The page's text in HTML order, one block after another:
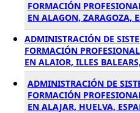
FORMACIÓN
EN ALAGON, ZARAGOZA,
ADMINISTRACIÓN DE
FORMACIÓN
EN ALAIOR, ILLES
ADMINISTRACIÓN DE
FORMACIÓN
EN ALAJAR, HUELVA,